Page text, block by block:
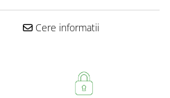
Cere informatii